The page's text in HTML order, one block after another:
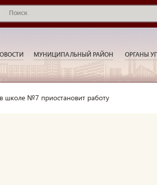
МУНИЦИПАЛЬНЫЙ РАЙОН ОРГАНЫ
школе №7 приостановит работу